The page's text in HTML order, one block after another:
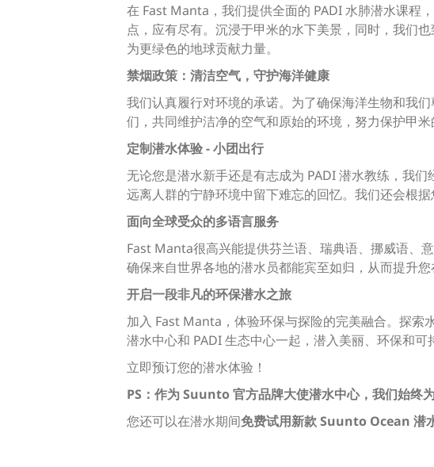
在 Fast Manta，我们提供全面的 PADI 水肺潜水课程
点，应有尽有。沉浸于甲米的水下美景，同时，我们
为更绿色的地球贡献力量。
禁烟政策：清洁空气，守护海洋健康
我们认真履行对环境的承诺。为了确保海洋生物和我
们，共同维护洁净的空气和原始的环境，努力保护甲米
定制潜水体验 - 小团出行
无论您是潜水新手还是有志成为 PADI 潜水教练，我
远离人群的宁静环境中留下难忘的回忆。我们还会根
面向全球受众的多语言服务
Fast Manta很高兴能提供芬兰语、瑞典语、挪威语、
确保来自世界各地的潜水员都能宾至如归，从而提升您
开启一段非凡的环保潜水之旅
加入 Fast Manta，体验环保与探险的完美融合。探索
潜水中心和 PADI 生态中心一起，潜入美丽、环保和
立即预订您的潜水体验！
PS：作为 Suunto 官方品牌大使潜水中心，我们始终
您还可以在潜水期间免费试用新款 Suunto Ocean 潜